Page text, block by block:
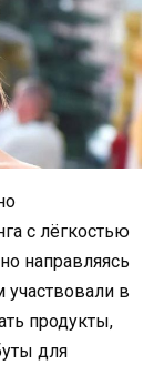
с лёгкостью
направляясь
в
продукты,
для